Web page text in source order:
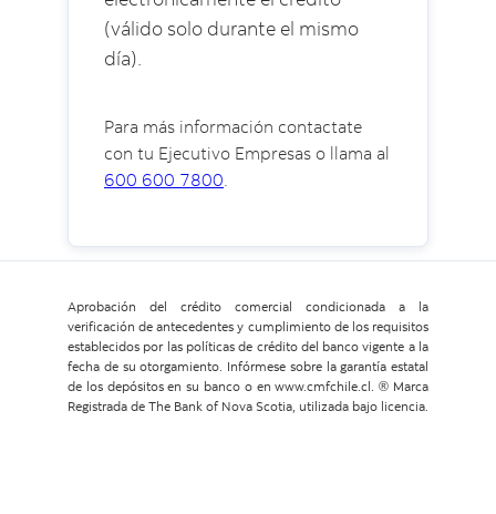
(válido solo durante el mismo
día).
Para más información contactate
con tu Ejecutivo Empresas o llama al
600 600 7800
Aprobación del crédito comercial condicionada a la
verificación de antecedentes y cumplimiento de los requisitos
establecidos por las políticas de crédito del banco vigente a la
fecha de su otorgamiento. Infórmese sobre la garantía estatal
de los depósitos en su banco o en www.cmfchile.cl. ® Marca
Registrada de The Bank of Nova Scotia, utilizada bajo licencia.